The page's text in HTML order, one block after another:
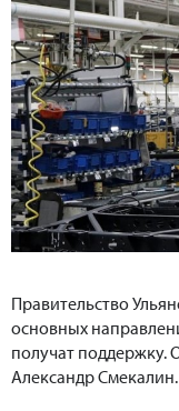
Правительство
основных
получат поддержку.
Александр Смекалин.